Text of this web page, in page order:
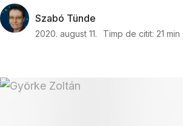
Szabó Tünde
2020. august 11. Timp de citit: 21 min